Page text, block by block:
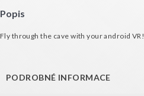
Popis
Fly through the cave with your android VR!
PODROBNÉ INFORMACE